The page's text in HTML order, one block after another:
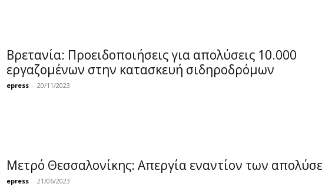
Βρετανία: Προειδοποιήσεις για απολύσεις 10.000
εργαζομένων στην κατασκευή σιδηροδρόμων
epress - 20/11/2023
Μετρό Θεσσαλονίκης: Απεργία εναντίον των
epress - 21/06/2023